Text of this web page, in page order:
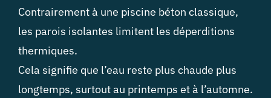
Contrairement à une piscine béton classique,
les parois isolantes limitent les déperditions
thermiques.
Cela signifie que l’eau reste plus chaude plus
longtemps, surtout au printemps et à l’automne.